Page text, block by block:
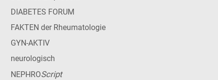
DIABETES FORUM
FAKTEN der Rheumatologie
GYN-AKTIV
neurologisch
NEPHROScript